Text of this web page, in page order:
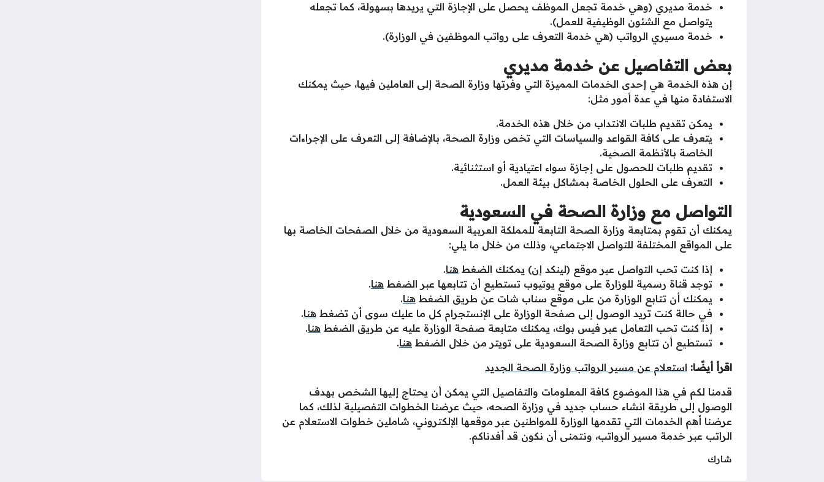
خدمة مديري (وهي خدمة تجعل الموظف يحصل على الإجازة التي يريدها بسهولة، كما تجعله
يتواصل مع الشئون الوظيفية للعمل).
خدمة مسيري الرواتب (هي خدمة التعرف على رواتب الموظفين في الوزارة).
بعض التفاصيل عن خدمة مديري
إن هذه الخدمة هي إحدى الخدمات المميزة التي وفرتها وزارة الصحة إلى العاملين فيها، حيث يمكنك
الاستفادة منها في عدة أمور مثل:
يمكن تقديم طلبات الانتداب من خلال هذه الخدمة.
يتعرف على كافة القواعد والسياسات التي تخص وزارة الصحة، بالإضافة إلى التعرف على الإجراءات
الخاصة بالأنظمة الصحية.
تقديم طلبات للحصول على إجازة سواء اعتيادية أو استثنائية.
التعرف على الحلول الخاصة بمشاكل بيئة العمل.
التواصل مع وزارة الصحة في السعودية
يمكنك أن تقوم بمتابعة وزارة الصحة التابعة للمملكة العربية السعودية من خلال الصفحات الخاصة بها
على المواقع المختلفة للتواصل الاجتماعي، وذلك من خلال ما يلي:
إذا كنت تحب التواصل عبر موقع (لينكد إن) يمكنك الضغط هنا.
توجد قناة رسمية للوزارة على موقع يوتيوب تستطيع أن تتابعها عبر الضغط هنا.
يمكنك أن تتابع الوزارة من على موقع سناب شات عن طريق الضغط هنا.
في حالة كنت تريد الوصول إلى صفحة الوزارة على الإنستجرام كل ما عليك سوى أن تضغط هنا.
إذا كنت تحب التعامل عبر فيس بوك، يمكنك متابعة صفحة الوزارة عليه عن طريق الضغط هنا.
تستطيع أن تتابع وزارة الصحة السعودية على تويتر من خلال الضغط هنا.
اقرأ أيضًا: استعلام عن مسير الرواتب وزارة الصحة الجديد
قدمنا لكم في هذا الموضوع كافة المعلومات والتفاصيل التي يمكن أن يحتاج إليها الشخص بهدف
الوصول إلى طريقة انشاء حساب جديد في وزارة الصحه، حيث عرضنا الخطوات التفصيلية لذلك، كما
عرضنا أهم الخدمات التي تقدمها الوزارة للمواطنين عبر موقعها الإلكتروني، شاملين خطوات الاستعلام عن
الراتب عبر خدمة مسير الرواتب، ونتمنى أن نكون قد أفدناكم.
شارك